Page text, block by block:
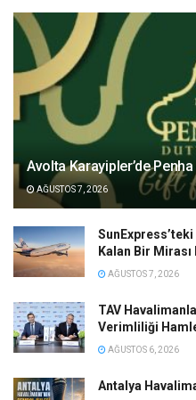
Avolta Karayipler’de
AĞUSTOS 7, 2026
Kalan Bir Mirası
AĞUSTOS 7, 2026
TAV
Verimliliği
AĞUSTOS 6, 2026
Antalya